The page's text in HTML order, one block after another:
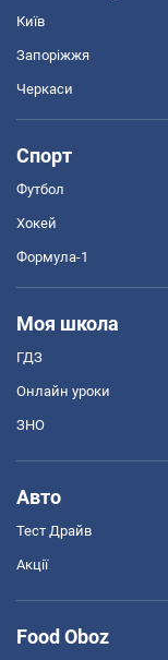
Київ
Запоріжжя
Черкаси
Спорт
Футбол
Хокей
Формула-1
Моя школа
ГДЗ
Онлайн уроки
ЗНО
Авто
Тест Драйв
Акції
Food Oboz